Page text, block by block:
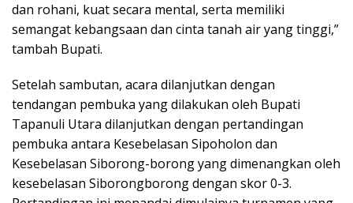
dan rohani, kuat secara mental, serta memiliki
semangat kebangsaan dan cinta tanah air yang tinggi,”
tambah Bupati.
Setelah sambutan, acara dilanjutkan dengan
tendangan pembuka yang dilakukan oleh Bupati
Tapanuli Utara dilanjutkan dengan pertandingan
pembuka antara Kesebelasan Sipoholon dan
Kesebelasan Siborong-borong yang dimenangkan oleh
kesebelasan Siborongborong dengan skor 0-3.